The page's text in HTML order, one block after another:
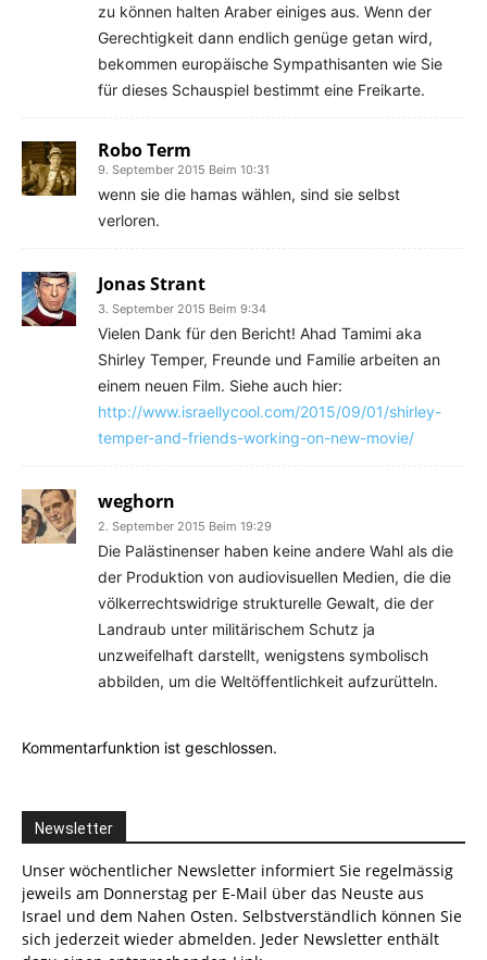
zu können halten Araber einiges aus. Wenn der
Gerechtigkeit dann endlich genüge getan wird,
bekommen europäische Sympathisanten wie Sie
für dieses Schauspiel bestimmt eine Freikarte.
Robo Term
9. September 2015 Beim 10:31
wenn sie die hamas wählen, sind sie selbst
verloren.
Jonas Strant
3. September 2015 Beim 9:34
Vielen Dank für den Bericht! Ahad Tamimi aka
Shirley Temper, Freunde und Familie arbeiten an
einem neuen Film. Siehe auch hier:
http://www.israellycool.com/2015/09/01/shirley-
temper-and-friends-working-on-new-movie/
weghorn
2. September 2015 Beim 19:29
Die Palästinenser haben keine andere Wahl als die
der Produktion von audiovisuellen Medien, die die
völkerrechtswidrige strukturelle Gewalt, die der
Landraub unter militärischem Schutz ja
unzweifelhaft darstellt, wenigstens symbolisch
abbilden, um die Weltöffentlichkeit aufzurütteln.
Kommentarfunktion ist geschlossen.
Newsletter
Unser wöchentlicher Newsletter informiert Sie regelmässig
jeweils am Donnerstag per E-Mail über das Neuste aus
Israel und dem Nahen Osten. Selbstverständlich können Sie
sich jederzeit wieder abmelden. Jeder Newsletter enthält